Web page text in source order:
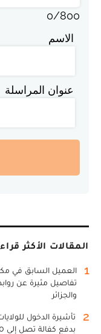
0/800
الاسم
عنوان المراسلة
المقالات الأكثر
1
العميل السابق في
تفاصيل مثيرة عن
والجزائر
2
بدفع كفالة تصل إلى 20 ألف دولار